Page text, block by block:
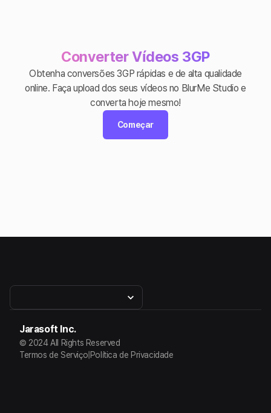
Converter Vídeos 3GP
Obtenha conversões 3GP rápidas e de alta qualidade
online. Faça upload dos seus vídeos no BlurMe Studio e
converta hoje mesmo!
Começar
Jarasoft Inc.
© 2024 All Rights Reserved
Termos de Serviço Política de Privacidade